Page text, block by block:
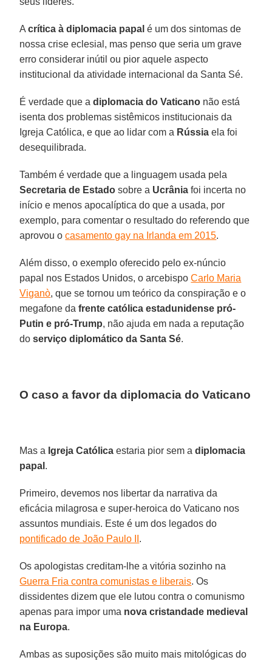
Acrítica à diplomacia papal é um dos sintomas de
nossa crise eclesial, mas penso que seria um grave
erro considerar inútil ou pior aquele aspecto
institucional da atividade internacional da Santa Sé.
É verdade que adiplomacia do Vaticano não está
isenta dos problemas sistêmicos institucionais da
Igreja Católica, e que ao lidar com a Rússia ela foi
desequilibrada.
Também é verdade que a linguagem usada pela
Secretaria de Estado sobre a Ucrânia foi incerta no
início e menos apocalíptica do que a usada, por
exemplo, para comentar o resultado do referendo que
aprovou ocasamento gay na Irlanda em 2015.
Além disso, o exemplo oferecido pelo ex-núncio
papal nos Estados Unidos, o arcebispoCarlo Maria
Viganò, que se tornou um teórico da conspiração e o
megafone dafrente católica estadunidense pró-
Putin e pró-Trump, não ajuda em nada a reputação
doserviço diplomático da Santa Sé.
O caso a favor da diplomacia do Vaticano
Mas a Igreja Católica estaria pior sem adiplomacia
papal .
Primeiro, devemos nos libertar da narrativa da
eficácia milagrosa e super-heroica do Vaticano nos
assuntos mundiais. Este é um dos legados do
pontificado de João Paulo II .
Os apologistas creditam-lhe a vitória sozinho na
Guerra Fria contra comunistas e liberais. Os
dissidentes dizem que ele lutou contra o comunismo
apenas para impor uma nova cristandade medieval
na Europa.
Ambas as suposições são muito mais mitológicas do